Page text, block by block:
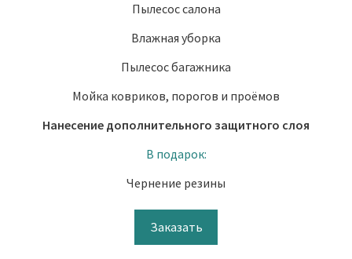
Пылесос салона
Влажная уборка
Пылесос багажника
Мойка ковриков, порогов и проёмов
Нанесение дополнительного защитного слоя
В подарок:
Чернение резины
Заказать